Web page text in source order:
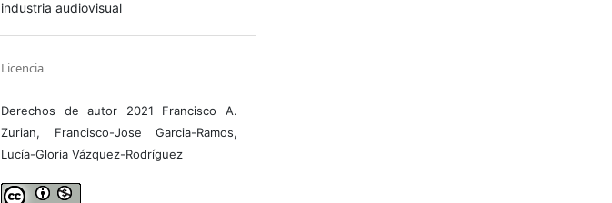
industria audiovisual
Licencia
Derechos de autor 2021 Francisco A.
Zurian, Francisco-Jose Garcia-Ramos,
Lucía-Gloria Vázquez-Rodríguez